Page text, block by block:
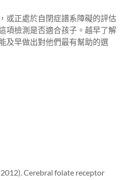
或正處於自閉症譜系障礙的評估
項檢測是否適合孩子。越早了解
及早做出對他們最有幫助的選
(2012). Cerebral folate receptor